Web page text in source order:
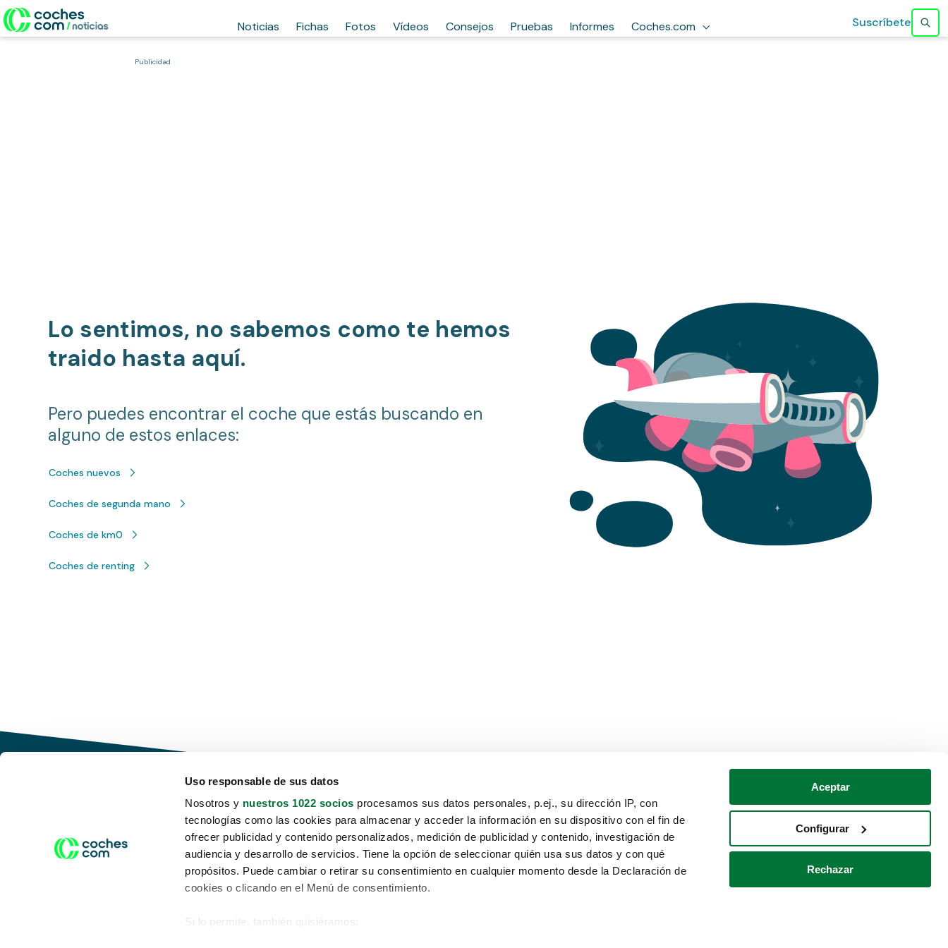
Uso responsable de sus datos
Nosotros y nuestros 1022 socios procesamos sus datos personales, p.ej., su dirección IP, con
tecnologías como las cookies para almacenar y acceder la información en su dispositivo con el fin de
ofrecer publicidad y contenido personalizados, medición de publicidad y contenido, investigación de
audiencia y desarrollo de servicios. Tiene la opción de seleccionar quién usa sus datos y con qué
propósitos. Puede cambiar o retirar su consentimiento en cualquier momento desde la Declaración de
cookies o clicando en el Menú de consentimiento.
Si lo permite, también quisiéramos:
Aceptar
Configurar
Rechazar
Noticias Fichas Fotos Vídeos Consejos Pruebas Informes Coches.com Suscríbete
Publicidad
Lo sentimos, no sabemos como te hemos
traido hasta aquí.
Pero puedes encontrar el coche que estás buscando en
alguno de estos enlaces:
Coches nuevos
Coches de segunda mano
Coches de km0
Coches de renting
Conduce tu futuro,
desata tu movilidad